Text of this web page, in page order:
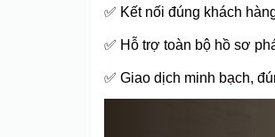
✅ Kết nối đúng khách
✅ Hỗ trợ toàn bộ hồ sơ
✅ Giao dịch minh bạch,